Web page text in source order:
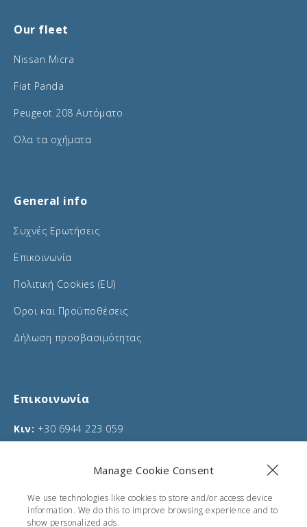
Manage Cookie Consent
We use technologies like cookies to store and/or access device
information. We do this to improve browsing experience and to
show personalized ads.
Our fleet
Nissan Micra
Fiat Panda
Peugeot 208 Αυτόματο
Όλα τα οχήματα
General info
Συχνές Ερωτήσεις
Επικοινωνία
Πολιτική Cookies (EU)
Όροι και Προϋποθέσεις
Δήλωση προσβασιμότητας
Επικοινωνία
Κιν: +30 6944 223 059
Διεύθυνση: Μωραίτικα, Κέρκυρα